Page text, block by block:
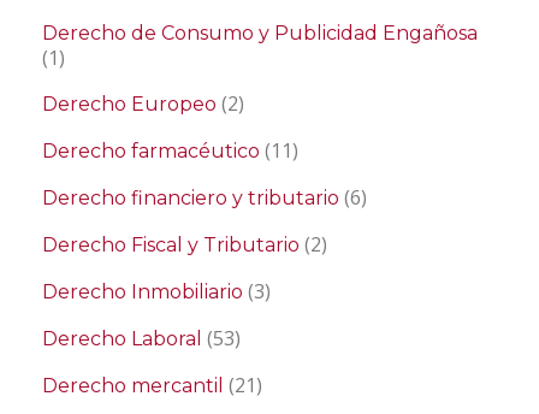
Derecho de Consumo y Publicidad Engañosa
(1)
Derecho Europeo (2)
Derecho farmacéutico (11)
Derecho financiero y tributario (6)
Derecho Fiscal y Tributario (2)
Derecho Inmobiliario (3)
Derecho Laboral (53)
Derecho mercantil (21)